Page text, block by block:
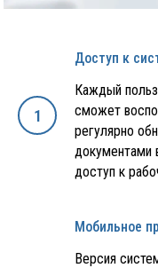
Доступ к
Каждый
сможет
регулярно
документами
доступ к
Мобильное
Версия